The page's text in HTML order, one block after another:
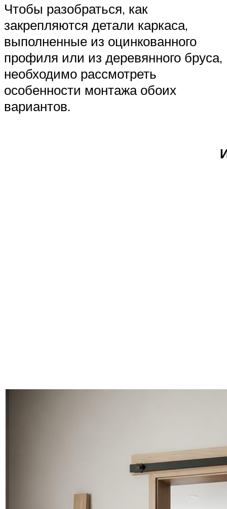
Чтобы разобраться, как
закрепляются детали каркаса,
выполненные из оцинкованного
профиля или из деревянного бруса,
необходимо рассмотреть
особенности монтажа обоих
вариантов.